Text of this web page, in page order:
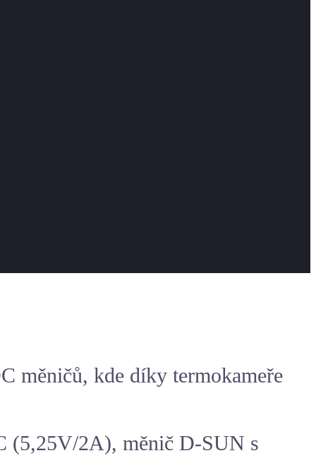
měničů, kde díky termokameře
(5,25V/2A), měnič D-SUN s